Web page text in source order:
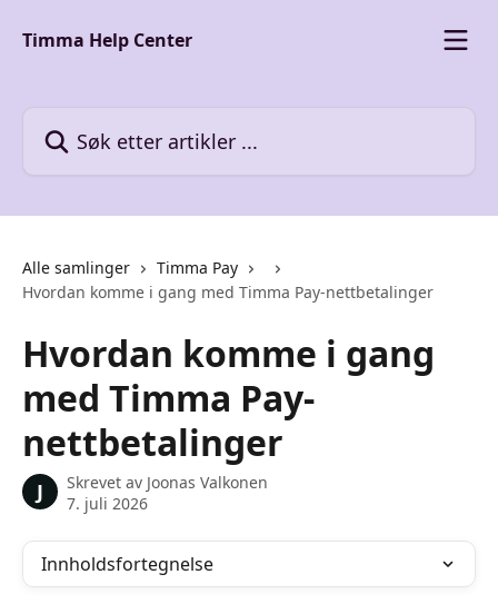
Timma Help Center
Alle samlinger
Timma Pay
Hvordan komme i gang med Timma Pay-nettbetalinger
Hvordan komme i gang
med Timma Pay-
nettbetalinger
J Skrevet av Joonas Valkonen
7. juli 2026
Innholdsfortegnelse